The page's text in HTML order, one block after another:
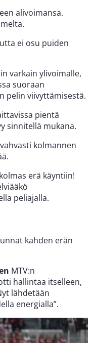
alivoimansa.
ei osu puiden
varkain ylivoimalle,
suoraan
pelin viivyttämisestä.
pientä
sinnitellä mukana.
kolmannen
erä käyntiin!
peliajalla.
kahden erän
MTV:n
hallintaa itselleen,
lähdetään
energialla”.